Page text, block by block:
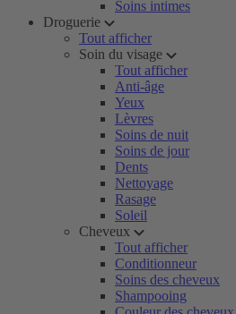
Soins intimes
Droguerie
Tout afficher
Soin du visage
Tout afficher
Anti-âge
Yeux
Lèvres
Soins de nuit
Soins de jour
Dents
Nettoyage
Rasage
Soleil
Cheveux
Tout afficher
Conditionneur
Soins des cheveux
Shampooing